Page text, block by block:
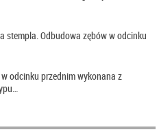
stempla. Odbudowa zębów w odcinku
odcinku przednim wykonana z